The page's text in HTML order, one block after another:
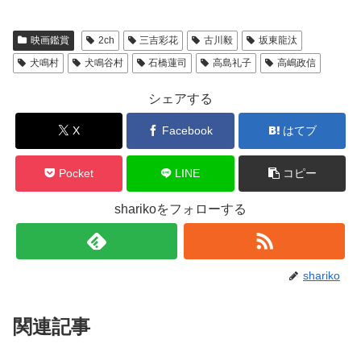
映画鑑賞 2ch 三吉彩花 古川毅
坂東龍汰
犬鳴村
犬鳴谷村 石橋蓮司 高島礼子 高嶋政信
シェアする
X Facebook はてブ
Pocket LINE コピー
sharikoをフォローする
shariko
関連記事